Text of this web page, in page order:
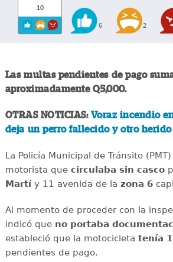
10
6 2
Las multas pendientes de pago
aproximadamente Q5,000.
OTRAS NOTICIAS: Voraz incendio
deja un perro fallecido y otro herido
La Policía Municipal de Tránsito
motorista quecirculaba sin casco
Martíy 11 avenida de la zona 6
Al momento de proceder con la
indicó que no portaba
estableció que la motocicleta tenía
pendientes de pago.